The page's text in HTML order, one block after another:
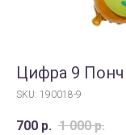
Цифра 9
SKU: 190018-9
700 р. 1 000 р.